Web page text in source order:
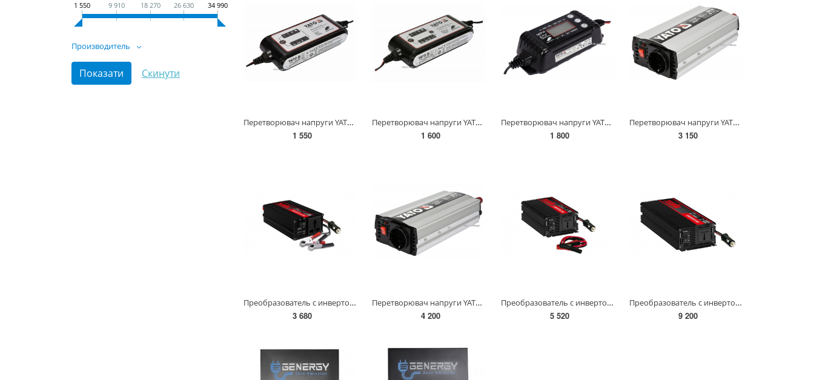
1 550 9 910 18 270 26 630 34 990
Производитель
Перетворювач напруги YATO з мережі 230 В AC в 12 В DC,для заряджання акумуляторів;4 А,5-120 АГод(DW)
1 550
Перетворювач напруги YATO з мережі 230 В AC в 6-12В DC,для заряджання акумуляторів;4А,5-120 АГод(DW)
1 600
Перетворювач напруги YATO з мережі 230 В AC в 6/12 В DC, 1/4 А, макс. 120 Агод [20] YT-83033
1 800
Перетворювач напруги YATO з джерела 12 В DC в 230 В, 500 Вт AC [12/240] YT-81490
3 150
Преобразователь с инвертором CONVERTER 310 600 W 829444
3 680
Перетворювач напруги YATO з джерела 12 В DC в 230 В, 800 Вт AC [12/240] YT-81491
4 200
Преобразователь с инвертором CONVERTER 500 1000 W 829446
5 520
Преобразователь с инвертором CONVERTER 1000 2000 W 829447
9 200